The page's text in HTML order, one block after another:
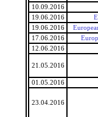
10.09.2016
19.06.2016
19.06.2016
17.06.2016
12.06.2016
21.05.2016
01.05.2016
23.04.2016